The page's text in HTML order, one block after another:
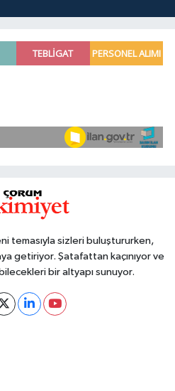
temasıyla sizleri buluştururken,
getiriyor. Şatafattan kaçınıyor ve
bir altyapı sunuyor.